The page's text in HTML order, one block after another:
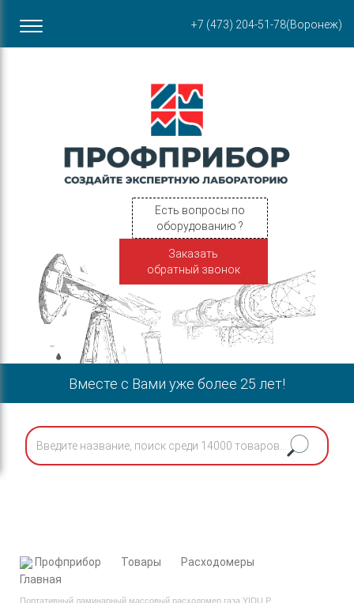
+7 (473) 204-51-78(Воронеж)
ул. Пирогова, 87Б
Есть вопросы по
оборудованию ?
Заказать
обратный звонок
Вместе с Вами уже более 25 лет!
Профприбор Товары Расходомеры
Портативный ламинарный массовый расходомер газа YIDU P